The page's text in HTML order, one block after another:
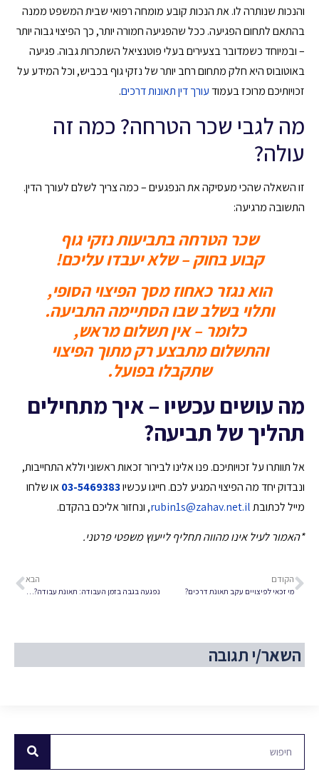
והנכות שנותרה לו. את הנכות קובע מומחה רפואי שבית המשפט ממנה
בהתאם לתחום הפגיעה. ככל שהפגיעה חמורה יותר, כך הפיצוי גבוה יותר
– ובמיוחד כשמדובר בצעירים בעלי פוטנציאל השתכרות גבוה. פגיעה
באוטובוס היא חלק מתחום רחב יותר של נזקי גוף בכביש, וכל המידע על
זכויותיכם מרוכז בעמודעורך דין תאונות דרכים.
מה לגבי שכר הטרחה? כמה זה
עולה?
זו השאלה שהכי מעסיקה את הנפגעים – כמה צריך לשלם לעורך הדין.
התשובה מרגיעה:
שכר הטרחה בתביעות נזקי גוף
קבוע בחוק – שלא יעבדו עליכם!
הוא נגזר כאחוז מסך הפיצוי הסופי,
ותלוי בשלב שבו הסתיימה התביעה.
כלומר – אין תשלום מראש,
והתשלום מתבצע רק מתוך הפיצוי
שתקבלו בפועל.
מה עושים עכשיו – איך מתחילים
תהליך של תביעה?
אל תוותרו על זכויותיכם. פנו אלינו לבירור זכאות ראשוני וללא התחייבות,
ונבדוק יחד מה הפיצוי המגיע לכם. חייגו עכשיו03-5469383או שלחו
מייל לכתובתrubin1s@zahav.net.il, ונחזור אליכם בהקדם.
*האמור לעיל אינו מהווה תחליף לייעוץ משפטי פרטני.
הקודם
מי זכאי לפיצויים עקב תאונת דרכים?
הבא
השאר/י תגובה